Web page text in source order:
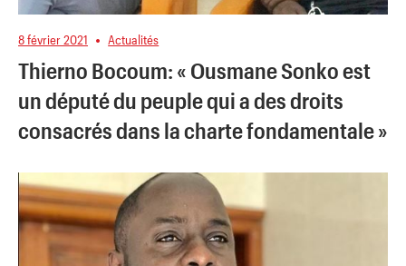
8 février 2021 Actualités
Thierno Bocoum: « Ousmane Sonko est
un député du peuple qui a des droits
consacrés dans la charte fondamentale »